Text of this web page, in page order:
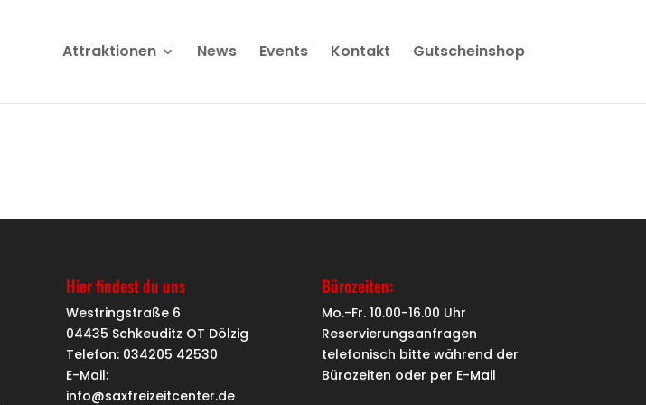
Attraktionen News Events Kontakt Gutscheinshop
Hier findest du uns
Westringstraße 6
04435 Schkeuditz OT Dölzig
Telefon: 034205 42530
E-Mail:
info@saxfreizeitcenter.de
Bürozeiten:
Mo.-Fr. 10.00-16.00 Uhr
Reservierungsanfragen
telefonisch bitte während der
Bürozeiten oder per E-Mail